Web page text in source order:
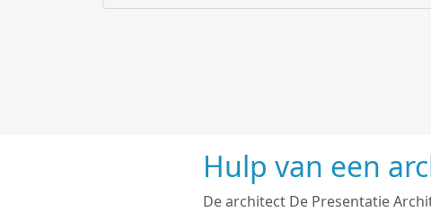
Hulp van een
De architect De Presentatie